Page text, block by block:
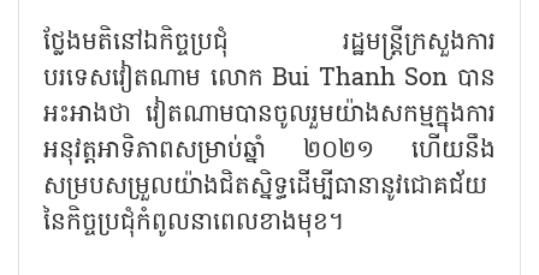
ថ្លែងមតិនៅឯកិច្ចប្រជុំ រដ្ឋមន្ត្រីក្រសួងការ
បរទេសវៀតណាម លោក Bui Thanh Son បាន
អះអាងថា វៀតណាមបានចូលរួមយ៉ាងសកម្មក្នុងការ
អនុវត្តអាទិភាពសម្រាប់ឆ្នាំ ២០២១ ហើយនឹង
សម្របសម្រួលយ៉ាងជិតស្និទ្ធដើម្បីធានានូវជោគជ័យ
នៃកិច្ចប្រជុំកំពូលនាពេលខាងមុខ។